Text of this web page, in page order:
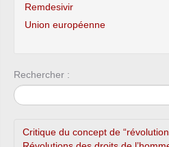
Remdesivir
Union européenne
Rechercher :
Critique du concept de